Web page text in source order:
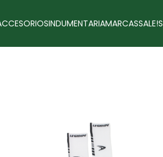
INDUMENTARIAMARCASSALE!